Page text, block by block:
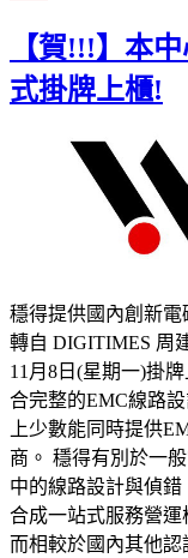
【賀!!!】本
式掛牌上櫃!
穩得提供國內創新
轉自 DIGITIMES 周
11月8日(星期一)掛
合完整的EMC線路
上少數能同時提供
商。 穩得有別於一
中的線路設計與偵
合成一站式服務營運
而相較於國內其他